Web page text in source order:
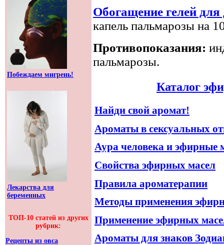
Побеждаем мигрень!
Лекарства для
беременных
ТОП-10 статей из других
рубрик:
Рецепты из овса
Обогащение гелей
капель пальмарозы на
Противопоказания:
пальмарозы.
Каталог
Найди свой аромат!
Ароматы в сексуальных
Аура человека и эфирные
Свойства эфирных масел
Правила ароматерапии
Методы применения
Применение эфирных
Ароматы для знаков